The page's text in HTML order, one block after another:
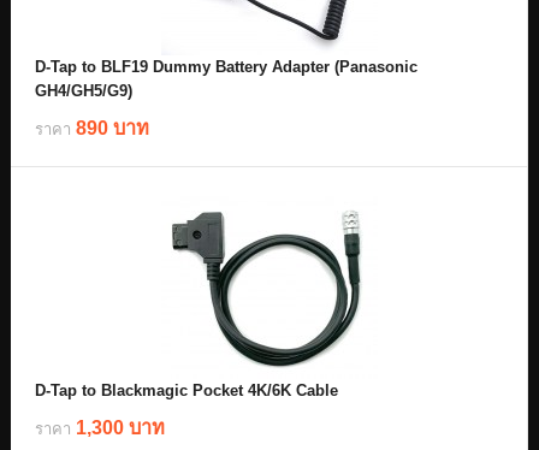
D-Tap to BLF19 Dummy Battery Adapter (Panasonic
GH4/GH5/G9)
ราคา 890 บาท
D-Tap to Blackmagic Pocket 4K/6K Cable
ราคา 1,300 บาท